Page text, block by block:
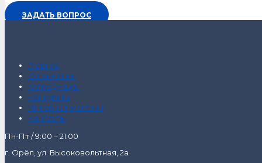
ЗАДАТЬ ВОПРОС
Главная
О компании
О продукции
Как купить
Интернет-магазин
Контакты
Пн-Пт / 9:00 – 21:00
г. Орёл, ул. Высоковольтная, 2а